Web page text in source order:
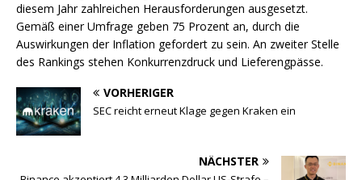
diesem Jahr zahlreichen Herausforderungen ausgesetzt.
Gemäß einer Umfrage geben 75 Prozent an, durch die
Auswirkungen der Inflation gefordert zu sein. An zweiter Stelle
des Rankings stehen Konkurrenzdruck und Lieferengpässe.
VORHERIGER
SEC reicht erneut Klage gegen Kraken ein
NÄCHSTER